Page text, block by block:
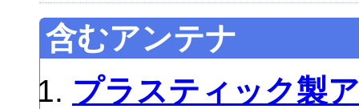
含むアンテナ
プラスティック製